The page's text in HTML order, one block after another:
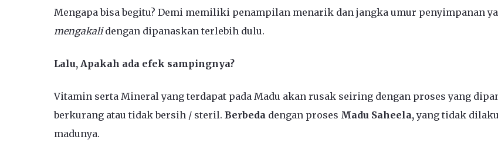
Mengapa bisa begitu? Demi memiliki penampilan menarik dan jangka umur penyimpanan
mengakalidengan dipanaskan terlebih dulu.
Lalu, Apakah ada efek sampingnya?
Vitamin serta Mineral yang terdapat pada Madu akan rusak seiring dengan proses yang
berkurang atau tidak bersih / steril. Berbeda dengan proses Madu Saheela,yang tidak
madunya.